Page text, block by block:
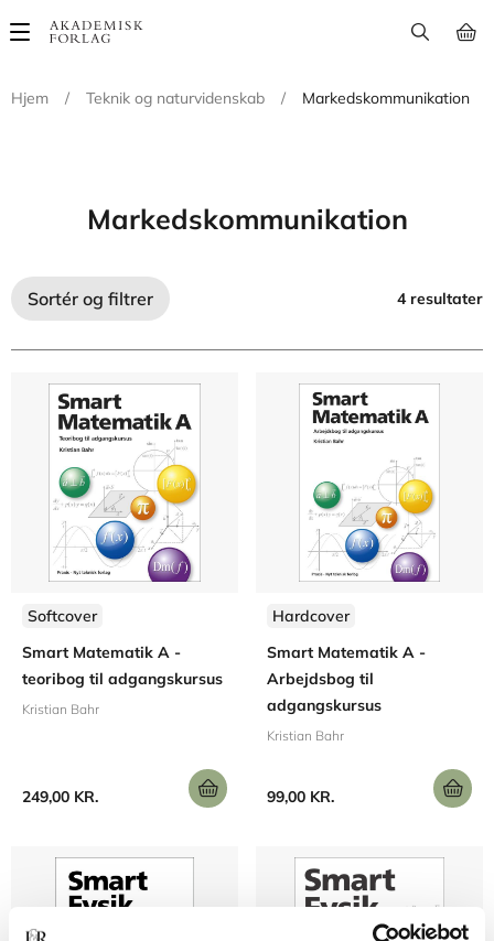
Main
Hjem
/ Teknik og naturvidenskab / Markedskommunikation
Markedskommunikation
Sortér og filtrer 4 resultater
Softcover
Smart Matematik A -
teoribog til adgangskursus
Kristian Bahr
249,00 KR.
Hardcover
Smart Matematik A -
Arbejdsbog til
adgangskursus
Kristian Bahr
99,00 KR.